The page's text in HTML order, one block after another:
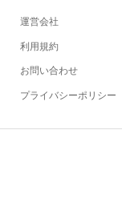
運営会社
利用規約
お問い合わせ
プライバシーポリシー